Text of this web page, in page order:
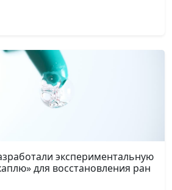
экспериментальную
для восстановления ран